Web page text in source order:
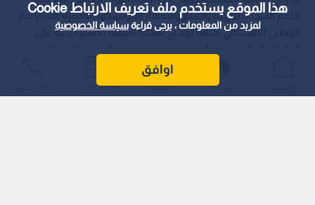
هذا الموقع يستخدم ملف تعريف الارتباط Cookie
لمزيد من المعلومات ، يرجى قراءةسياسة الخصوصية
اوافق
الأمم المتحدة للتربية والعلم والثقافة (اليونسكو)، معتبرة هذا الإنجاز
الوطني الاستثنائي بمثابة ترسيخ لمكانة العقبة الاستراتيجية على
عواجل المباشر أحدث الأخبار